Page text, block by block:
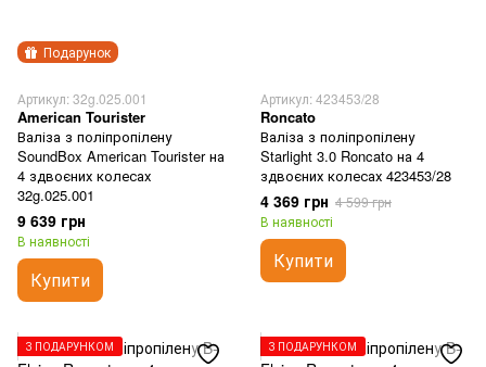
Подарунок
Артикул: 32g.025.001
American Tourister
Валіза з поліпропілену
SoundBox American Tourister на
4 здвоєних колесах
32g.025.001
9 639 грн
В наявності
Купити
Артикул: 423453/28
Roncato
Валіза з поліпропілену
Starlight 3.0 Roncato на 4
здвоєних колесах 423453/28
4 369 грн 4 599 грн
В наявності
Купити
З ПОДАРУНКОМ З ПОДАРУНКОМ